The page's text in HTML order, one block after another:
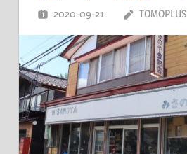
2020-09-21 TOMOPLUS